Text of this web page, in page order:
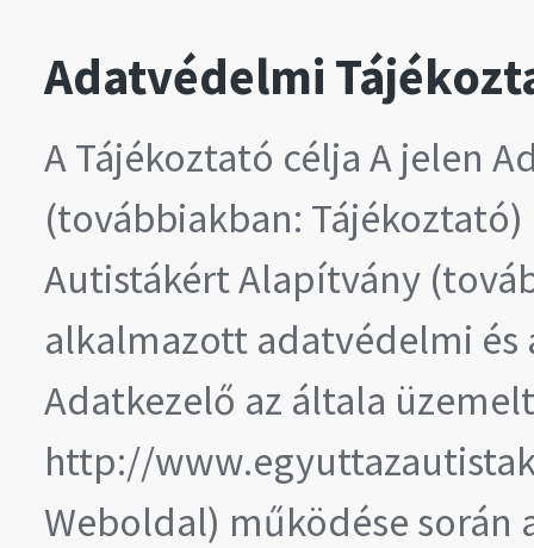
Adatvédelmi
A Tájékoztató célja A jelen
(továbbiakban:
Autistákért Alapítvány
alkalmazott adatvédelmi és
Adatkezelő az általa
http://
Weboldal) működése